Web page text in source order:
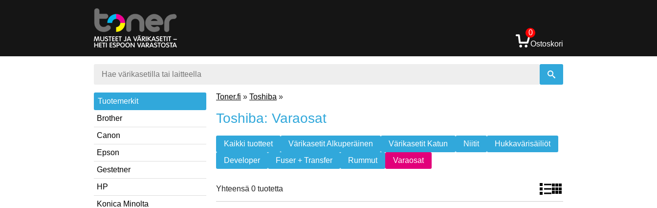
0
Ostoskori
Tuotemerkit
Brother
Canon
Epson
Gestetner
HP
Konica Minolta
Toner.fi » Toshiba »
Toshiba: Varaosat
Kaikki tuotteet Värikasetit Alkuperäinen Värikasetit Katun Niitit
Hukkavärisäiliöt
Developer
Fuser + Transfer Rummut Varaosat
Yhteensä 0 tuotetta